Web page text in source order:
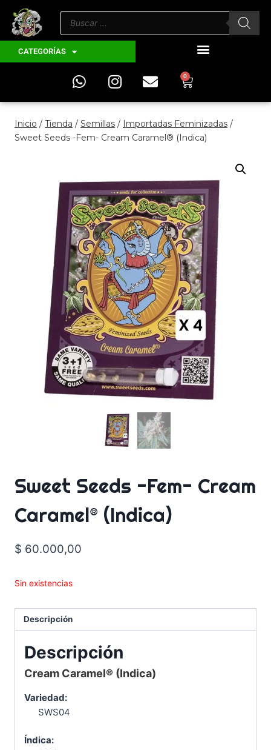
CATEGORÍAS
0
Inicio / Tienda / Semillas / Importadas Feminizadas /
Sweet Seeds -Fem- Cream Caramel® (Indica)
Sweet Seeds -Fem- Cream
Caramel® (Indica)
$ 60.000,00
Sin existencias
Descripción
Descripción
Cream Caramel® (Indica)
Variedad:
SWS04
Índica: